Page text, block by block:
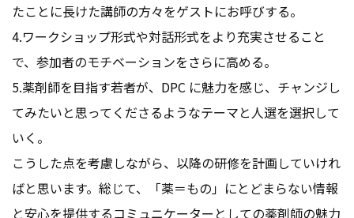
たことに長けた講師の方々をゲストにお呼びする。
4.ワークショップ形式や対話形式をより充実させること
で、参加者のモチベーションをさらに高める。
5.薬剤師を目指す若者が、DPC に魅力を感じ、チャンジし
てみたいと思ってくださるようなテーマと人選を選択して
いく。
こうした点を考慮しながら、以降の研修を計画していけれ
ばと思います。総じて、「薬＝もの」にとどまらない情報
と安心を提供するコミュニケーターとしての薬剤師の魅力